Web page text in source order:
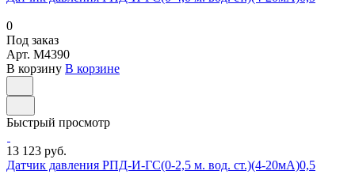
0
Под заказ
Арт. M4390
В корзину В корзине
Быстрый просмотр
13 123 руб.
Датчик давления РПД-И-ГС(0-2,5 м. вод. ст.)(4-20мА)0,5